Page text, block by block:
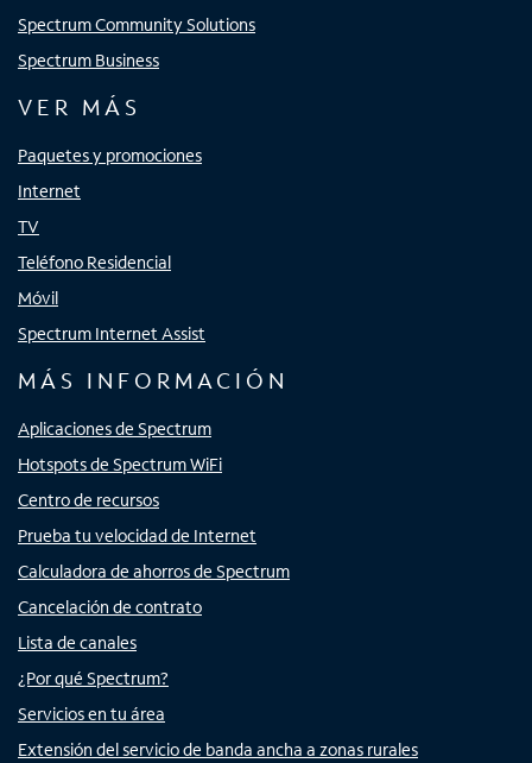
Spectrum Community Solutions
Spectrum Business
VER MÁS
Paquetes y promociones
Internet
TV
Teléfono Residencial
Móvil
Spectrum Internet Assist
MÁS INFORMACIÓN
Aplicaciones de Spectrum
Hotspots de Spectrum WiFi
Centro de recursos
Prueba tu velocidad de Internet
Calculadora de ahorros de Spectrum
Cancelación de contrato
Lista de canales
¿Por qué Spectrum?
Servicios en tu área
Extensión del servicio de banda ancha a zonas rurales